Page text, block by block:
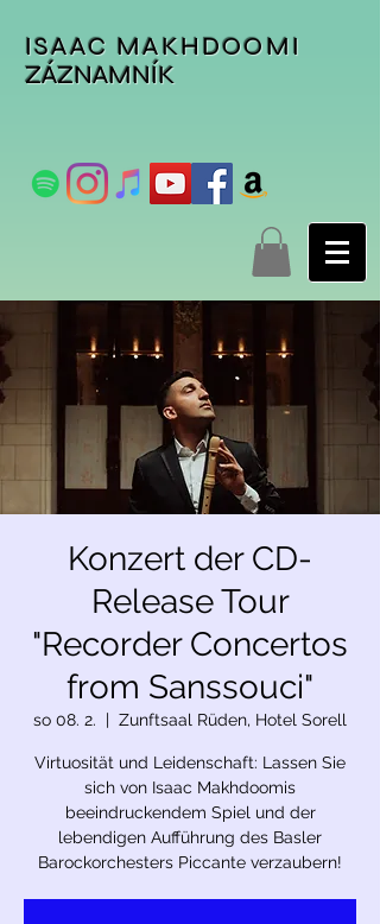
ISAAC MAKHDOOMI
ZÁZNAMNÍK
Konzert der CD-
Release Tour
"Recorder Concertos
from Sanssouci"
so 08. 2.
  |
Zunftsaal Rüden, Hotel Sorell
Virtuosität und Leidenschaft: Lassen Sie
sich von Isaac Makhdoomis
beeindruckendem Spiel und der
lebendigen Aufführung des Basler
Barockorchesters Piccante verzaubern!